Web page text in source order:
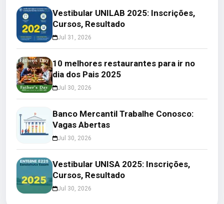
Vestibular UNILAB 2025: Inscrições,
Cursos, Resultado
Jul 31, 2026
10 melhores restaurantes para ir no
dia dos Pais 2025
Jul 30, 2026
Banco Mercantil Trabalhe Conosco:
Vagas Abertas
Jul 30, 2026
Vestibular UNISA 2025: Inscrições,
Cursos, Resultado
Jul 30, 2026